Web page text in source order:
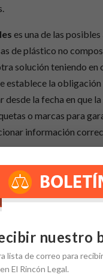
es una de las posibles
de plástico no
solución teniendo en
establece la
desde la fecha en que
o marcas para
información
micras, se obliga al
un porcentaje
a partir del 1 de
bolsas un precio
con más del 70%
que permita
nuestro
lista de correo para
El Rincón Legal.